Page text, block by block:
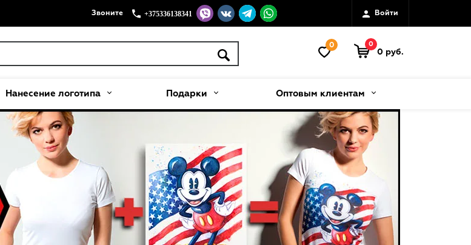
Звоните +375336138341 Войти
0 0
0 руб.
Нанесение логотипа Подарки Оптовым клиентам